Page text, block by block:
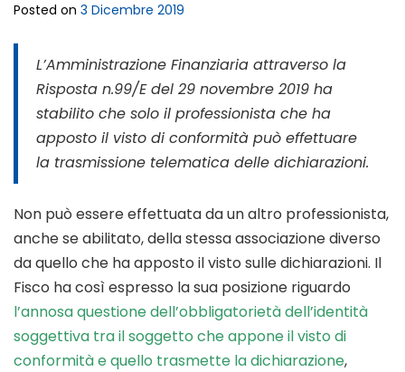
Posted on 3 Dicembre 2019
L’Amministrazione Finanziaria attraverso la
Risposta n.99/E del 29 novembre 2019 ha
stabilito che solo il professionista che ha
apposto il visto di conformità può effettuare
la trasmissione telematica delle dichiarazioni.
Non può essere effettuata da un altro professionista,
anche se abilitato, della stessa associazione diverso
da quello che ha apposto il visto sulle dichiarazioni. Il
Fisco ha così espresso la sua posizione riguardo
l’annosa questione dell’obbligatorietà dell’identità
soggettiva tra il soggetto che appone il visto di
conformità e quello trasmette la dichiarazione,